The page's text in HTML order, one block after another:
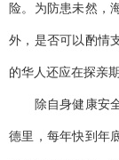
险。为防患未然，
外，是否可以酌情
的华人还应在探亲
除自身健康安全
德里，每年快到年